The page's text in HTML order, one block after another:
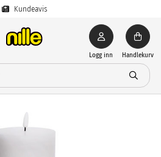
Kundeavis
Logg inn Handlekurv